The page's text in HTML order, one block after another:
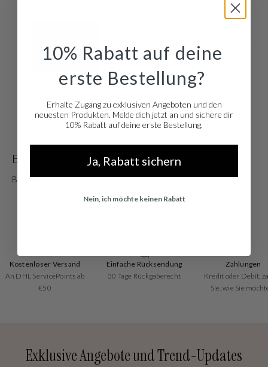
Brandfield
Brandfield Gift Card €100,-
Kostenloser Versand
An DHL ServicePoints ab
€50
Einfache Rücksendung
30 Tage Rückgaberecht
Zahlungen
Kredit oder Debit,
Sie, wie Sie
Exklusive Angebote und Trend-Updates
10% Rabatt auf deine
erste Bestellung?
Erhalte Zugang zu exklusiven Angeboten und den
neuesten Produkten. Melde dich jetzt an und sichere dir
10% Rabatt auf deine erste Bestellung.
Ja, Rabatt sichern
Nein, ich möchte keinen Rabatt